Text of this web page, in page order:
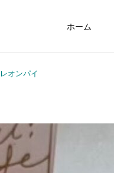
ホーム
ニアスクール
オンパイ